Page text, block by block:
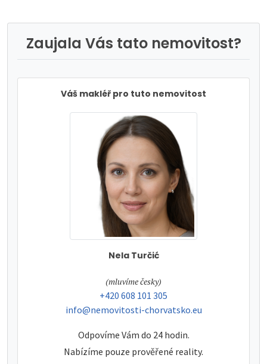
Zaujala Vás tato nemovitost?
Váš makléř pro tuto nemovitost
Nela Turčić
tel:
(mluvíme česky)
tel:
+420 608 101 305
e-mail:
info@nemovitosti-chorvatsko.eu
Odpovíme Vám do 24 hodin.
Nabízíme pouze prověřené reality.